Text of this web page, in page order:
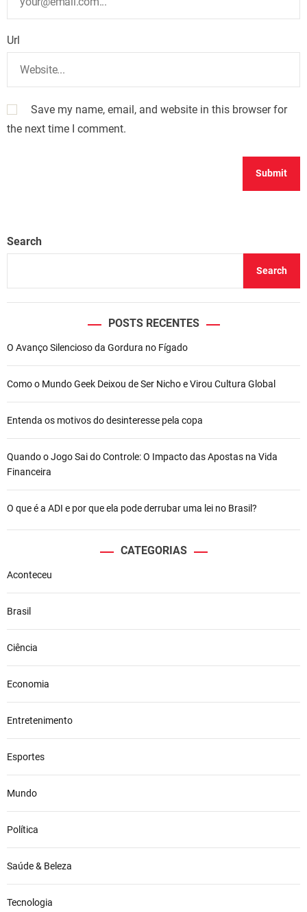
Url
Save my name, email, and website in this browser for
the next time I comment.
Search
Search
POSTS RECENTES
O Avanço Silencioso da Gordura no Fígado
Como o Mundo Geek Deixou de Ser Nicho e Virou Cultura Global
Entenda os motivos do desinteresse pela copa
Quando o Jogo Sai do Controle: O Impacto das Apostas na Vida
Financeira
O que é a ADI e por que ela pode derrubar uma lei no Brasil?
CATEGORIAS
Aconteceu
Brasil
Ciência
Economia
Entretenimento
Esportes
Mundo
Política
Saúde & Beleza
Tecnologia